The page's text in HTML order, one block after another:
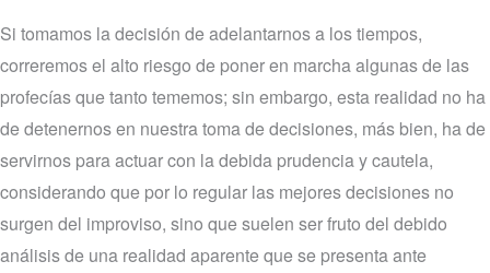
Si tomamos la decisión de adelantarnos a los tiempos,
correremos el alto riesgo de poner en marcha algunas de las
profecías que tanto tememos; sin embargo, esta realidad no ha
de detenernos en nuestra toma de decisiones, más bien, ha de
servirnos para actuar con la debida prudencia y cautela,
considerando que por lo regular las mejores decisiones no
surgen del improviso, sino que suelen ser fruto del debido
análisis de una realidad aparente que se presenta ante